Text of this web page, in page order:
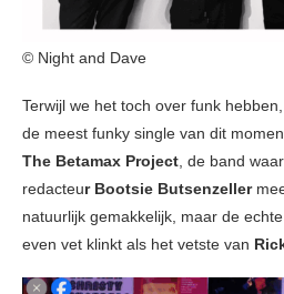
© Night and Dave
Terwijl we het toch over funk
de meest funky single van dit
The Betamax Project , de band
redacteur Bootsie Butsenzeller
natuurlijk gemakkelijk, maar de
even vet klinkt als het vetste van